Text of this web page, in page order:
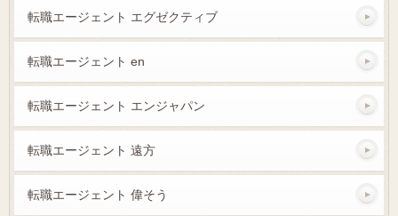
転職エージェント エグゼクティブ
転職エージェント en
転職エージェント エンジャパン
転職エージェント 遠方
転職エージェント 偉そう